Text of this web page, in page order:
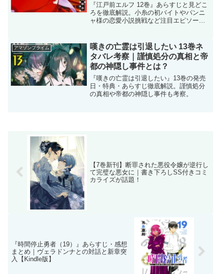
戦も収録
『江戸前エルフ 12巻』あらすじと見どこ
ろを徹底解説。小糸の初バイトやパンニ
ャ様の恋愛小説挑戦など注目エピソード
アマゾンプライム
嘆きの亡霊は引退したい 13巻ネ
タバレ考察｜謹慎処分の真相と帝
都の神隠し事件とは？
『嘆きの亡霊は引退したい』13巻の発売
日・特典・あらすじ徹底解説。謹慎処分
の真相や帝都の神隠し事件も考察。
【7巻新刊】断罪された悪役令嬢が逆行し
て完璧な悪女に｜書き下ろしSS付きコミ
カライズが話題！
『時間停止勇者（19）』あらすじ・感想
まとめ｜ヴェラドンナとの対話と新章突
入【Kindle版】